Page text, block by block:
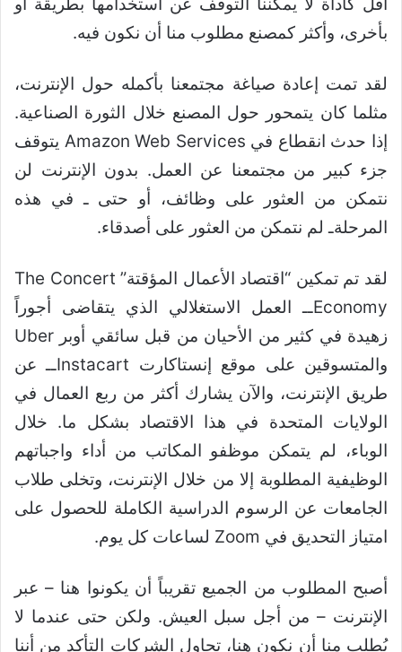
أقل كأداة لا يمكننا التوقف عن استخدامها بطريقة أو
بأخرى، وأكثر كمصنع مطلوب منا أن نكون فيه.
لقد تمت إعادة صياغة مجتمعنا بأكمله حول الإنترنت،
مثلما كان يتمحور حول المصنع خلال الثورة الصناعية.
إذا حدث انقطاع في Amazon Web Services يتوقف
جزء كبير من مجتمعنا عن العمل. بدون الإنترنت لن
نتمكن من العثور على وظائف، أو حتى ـ في هذه
المرحلةـ لم نتمكن من العثور على أصدقاء.
لقد تم تمكين “اقتصاد الأعمال المؤقتة” The Concert
Economyــ العمل الاستغلالي الذي يتقاضى أجوراً
زهيدة في كثير من الأحيان من قبل سائقي أوبر Uber
والمتسوقين على موقع إنستاكارت Instacartــ عن
طريق الإنترنت، والآن يشارك أكثر من ربع العمال في
الولايات المتحدة في هذا الاقتصاد بشكل ما. خلال
الوباء، لم يتمكن موظفو المكاتب من أداء واجباتهم
الوظيفية المطلوبة إلا من خلال الإنترنت، وتخلى طلاب
الجامعات عن الرسوم الدراسية الكاملة للحصول على
امتياز التحديق في Zoom لساعات كل يوم.
أصبح المطلوب من الجميع تقريباً أن يكونوا هنا – عبر
الإنترنت – من أجل سبل العيش. ولكن حتى عندما لا
يُطلب منا أن نكون هنا، تحاول الشركات التأكد من أننا